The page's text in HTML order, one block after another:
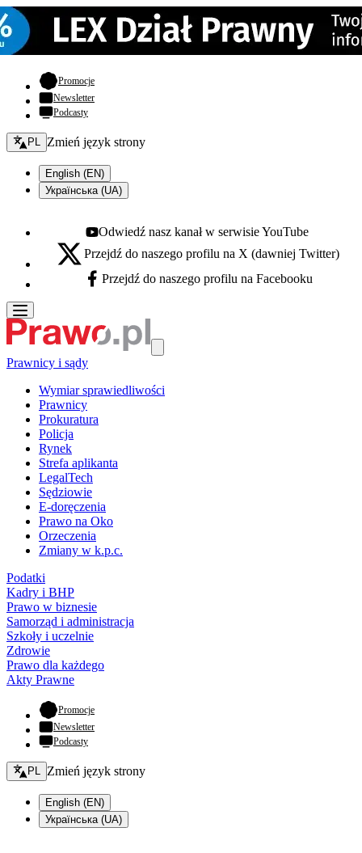
Promocje- otwiera się w nowej karcie
Newsletter
Podcasty
Zmień język - bieżący:
PL Zmień język strony
English (EN)
Українська (UA)
Youtube - otwiera się w nowej karcie
Odwiedź nasz kanał w serwisie YouTube
X - otwiera się w nowej karcie
Przejdź do naszego profilu na X (dawniej Twitter)
Facebook - otwiera się w nowej karcie
Przejdź do naszego profilu na Facebooku
Prawnicy i sądy
Wymiar sprawiedliwości
Prawnicy
Prokuratura
Policja
Rynek
Strefa aplikanta
LegalTech
Sędziowie
E-doręczenia
Prawo na Oko
Orzeczenia
Zmiany w k.p.c.
Podatki
Kadry i BHP
Prawo w biznesie
Samorząd i administracja
Szkoły i uczelnie
Zdrowie
Prawo dla każdego
Akty Prawne
Promocje- otwiera się w nowej karcie
Newsletter
Podcasty
Zmień język - bieżący:
PL Zmień język strony
English (EN)
Українська (UA)